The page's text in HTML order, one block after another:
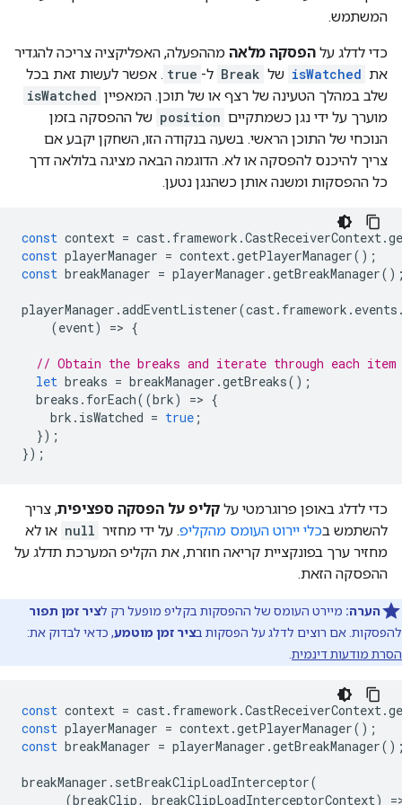
המשתמש.
כדי לדלג על הפסקה מלאה מההפעלה, האפליקציה צריכה להגדיר
את isWatched של Break ל- true . אפשר לעשות זאת בכל
שלב במהלך הטעינה של רצף או של תוכן. המאפיין isWatched
מוערך על ידי נגן כשמתקיים position של ההפסקה בזמן
הנוכחי של התוכן הראשי. בשעה בנקודה הזו, השחקן יקבע אם
צריך להיכנס להפסקה או לא. הדוגמה הבאה מציגה בלולאה דרך
כל ההפסקות ומשנה אותן כשהנגן נטען.
const context = cast. framework .CastReceiverContext.
const playerManager = context.getPlayerManager();
const breakManager = playerManager .getBreakManager
playerManager .addEventListener(cast. framework . events
(event) => {
// Obtain the breaks and iterate through each
let breaks = breakManager .getBreaks();
breaks . forEach((brk) => {
brk . isWatched = true ;
});
});
כדי לדלג באופן פרוגרמטי על קליפ על הפסקה ספציפית, צריך
להשתמש בכלי יירוט העומס מהקליפ. על ידי מחזיר null או לא
מחזיר ערך בפונקציית קריאה חוזרת, את הקליפ המערכת תדלג על
ההפסקה הזאת.
הערה: מיירט העומס של ההפסקות בקליפ מופעל רק לציר זמן תפור
להפסקות. אם רוצים לדלג על הפסקות בציר זמן מוטמע, כדאי לבדוק את:
הסרת מודעות דינמית
const context = cast. framework .CastReceiverContext.
const playerManager = context.getPlayerManager();
const breakManager = playerManager .getBreakManager
breakManager . setBreakClipLoadInterceptor(
(breakClip, breakClipLoadInterceptorContext) =